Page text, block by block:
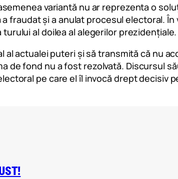
variantă nu ar reprezenta o
fraudat și a anulat procesul electoral. În
al doilea al alegerilor prezidențiale.
actualei puteri și să transmită că nu
de fond nu a fost rezolvată. Discursul
pe care el îl invocă drept decisiv